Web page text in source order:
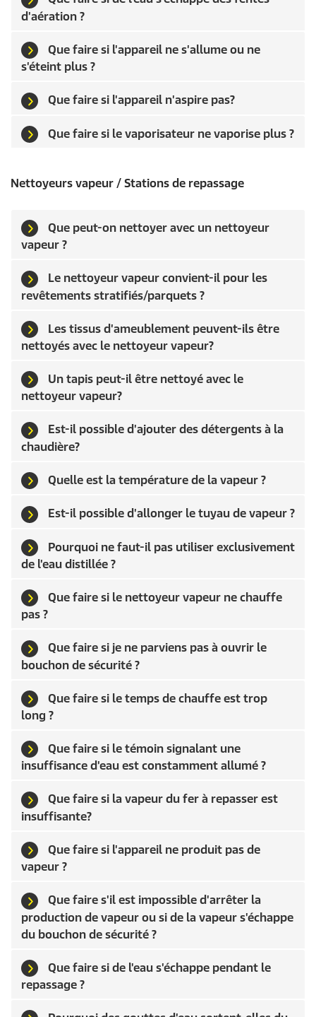
d'aération ?
Que faire si l'appareil ne s'allume ou ne
s'éteint plus ?
Que faire si l'appareil n'aspire pas?
Que faire si le vaporisateur ne vaporise plus ?
Nettoyeurs vapeur / Stations de repassage
Que peut-on nettoyer avec un nettoyeur
vapeur ?
Le nettoyeur vapeur convient-il pour les
revêtements stratifiés/parquets ?
Les tissus d'ameublement peuvent-ils être
nettoyés avec le nettoyeur vapeur?
Un tapis peut-il être nettoyé avec le
nettoyeur vapeur?
Est-il possible d'ajouter des détergents à la
chaudière?
Quelle est la température de la vapeur ?
Est-il possible d'allonger le tuyau de vapeur ?
Pourquoi ne faut-il pas utiliser exclusivement
de l'eau distillée ?
Que faire si le nettoyeur vapeur ne chauffe
pas ?
Que faire si je ne parviens pas à ouvrir le
bouchon de sécurité ?
Que faire si le temps de chauffe est trop
long ?
Que faire si le témoin signalant une
insuffisance d'eau est constamment allumé ?
Que faire si la vapeur du fer à repasser est
insuffisante?
Que faire si l'appareil ne produit pas de
vapeur ?
Que faire s'il est impossible d'arrêter la
production de vapeur ou si de la vapeur s'échappe
du bouchon de sécurité ?
Que faire si de l'eau s'échappe pendant le
repassage ?